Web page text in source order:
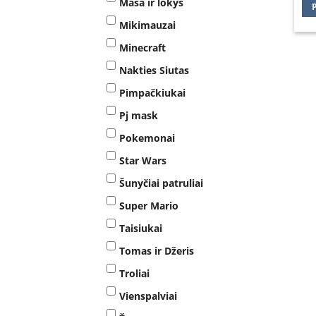
Mikimauzai
Minecraft
Nakties Siutas
Pimpačkiukai
Pj mask
Pokemonai
Star Wars
Šunyčiai patruliai
Super Mario
Taisiukai
Tomas ir Džeris
Troliai
Vienspalviai